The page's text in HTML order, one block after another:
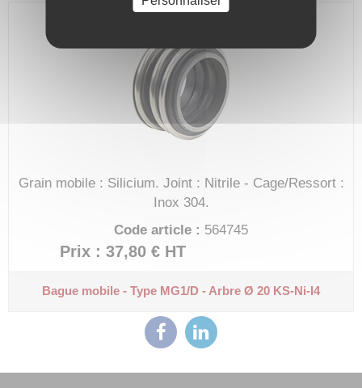
Grain mobile : Silicium. Joint : Nitrile - Cage/Ressort :
Inox 304.
Code article : 564745
Prix : 37,80 € HT
Bague mobile - Type MG1/D - Arbre Ø 20 KS-Ni-I4